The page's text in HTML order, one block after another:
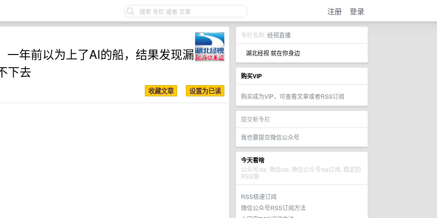
注册 登录
专栏名称: 经视直播
湖北经视 就在你身边
购买VIP
购买成为VIP，可查看文章或者RSS订阅
提交新专栏
我也要提交微信公众号
今天看啥
公众号rss, 微信rss, 微信公众号rss订阅, 稳定的
RSS源
RSS极速订阅
微信公众号RSS订阅方法
一年前以为上了AI的船，结果发现漏
下去